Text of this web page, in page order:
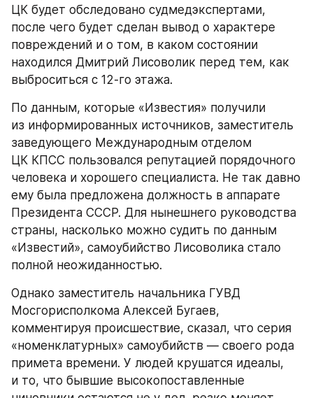
ЦК будет обследовано судмедэкспертами,
после чего будет сделан вывод о характере
повреждений и о том, в каком состоянии
находился Дмитрий Лисоволик перед тем, как
выброситься с 12-го этажа.
По данным, которые «Известия» получили
из информированных источников, заместитель
заведующего Международным отделом
ЦК КПСС пользовался репутацией порядочного
человека и хорошего специалиста. Не так давно
ему была предложена должность в аппарате
Президента СССР. Для нынешнего руководства
страны, насколько можно судить по данным
«Известий», самоубийство Лисоволика стало
полной неожиданностью.
Однако заместитель начальника ГУВД
Мосгорисполкома Алексей Бугаев,
комментируя происшествие, сказал, что серия
«номенклатурных» самоубийств — своего рода
примета времени. У людей крушатся идеалы,
и то, что бывшие высокопоставленные